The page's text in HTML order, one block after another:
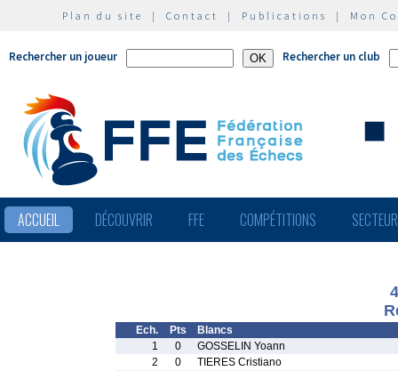
Plan du site | Contact | Publications | Mon
Rechercher un joueur Rechercher un club
ACCUEIL DÉCOUVRIR FFE COMPÉTITIONS
Ech. Pts
Blancs
1
0
GOSSELIN Yoann
2
0
TIERES Cristiano